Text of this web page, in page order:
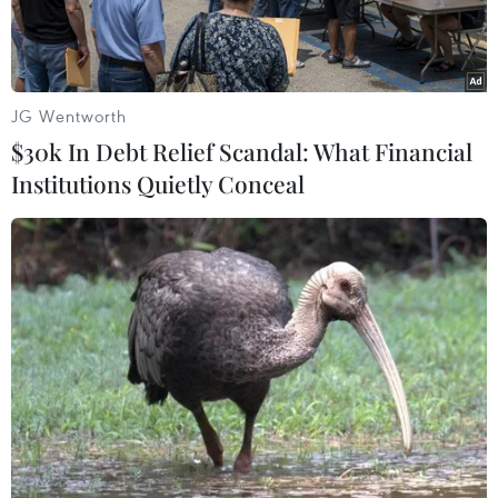
Phòng chăm sóc trẻ sơ sinh, sử dụng công nghệ hiện đại chiếu
tia Plasma vùng rốn tại Khoa Sản thường A3, Bệnh viện Phụ Sản
Hà Nội. (Ảnh: Minh Quyết/TTXVN)
Phó Thủ tướng Lê Thành Long vừa ký Chỉ thị số
27/CT-TTg ngày 15/8/2024 của Thủ tướng Chính
phủ về tăng cường thực hiện công tác dân số
JG Wentworth
$30k In Debt Relief Scandal: What Financial
Institutions Quietly Conceal